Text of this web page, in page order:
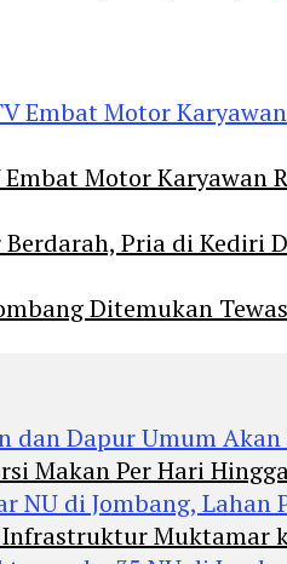
Motor Karyawan
Pria di Kediri
Ditemukan
Makan Per Hari
Muktamar